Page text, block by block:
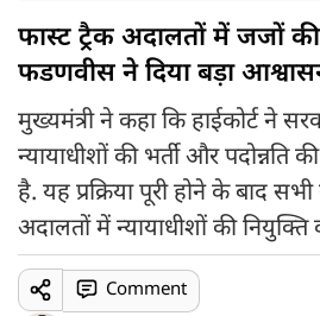
फास्ट ट्रैक अदालतों में जजों
फडणवीस ने दिया बड़ा
मुख्यमंत्री ने कहा कि हाईकोर्ट ने
न्यायाधीशों की भर्ती और पदोन्नति
है. यह प्रक्रिया पूरी होने के बाद
अदालतों में न्यायाधीशों की नियुक्ति
Comment